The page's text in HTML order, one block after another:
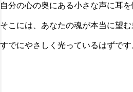
自分の心の奥にある小さな声に耳を
そこには、あなたの魂が本当に望む
すでにやさしく光っているはずです